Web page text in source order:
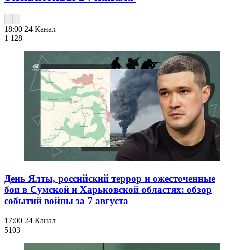
18:00 24 Канал
1 128
День Ялты, российский террор и ожесточенные
бои в Сумской и Харьковской областях: обзор
событий войны за 7 августа
17:00 24 Канал
5103